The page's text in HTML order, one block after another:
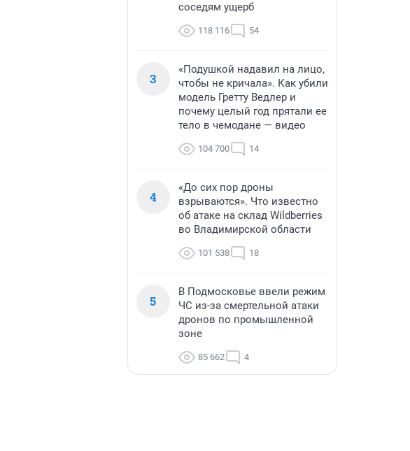
соседям ущерб
118 116 54
3
«Подушкой надавил на лицо,
чтобы не кричала». Как убили
модель Гретту Ведлер и
почему целый год прятали ее
тело в чемодане — видео
104 700 14
4
«До сих пор дроны
взрываются». Что известно
об атаке на склад Wildberries
во Владимирской области
101 538 18
5
В Подмосковье ввели режим
ЧС из-за смертельной атаки
дронов по промышленной
зоне
85 662 4